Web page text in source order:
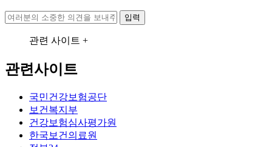
입력
관련 사이트 +
관련사이트
국민건강보험공단
보건복지부
건강보험심사평가원
한국보건의료원